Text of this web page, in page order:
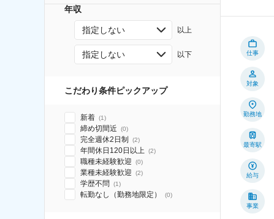
年収
指定しない 以上
指定しない 以下
こだわり条件ピックアップ
新着 (1)
締め切間近 (0)
完全週休2日制 (2)
年間休日120日以上 (2)
職種未経験歓迎 (0)
業種未経験歓迎 (2)
学歴不問 (1)
転勤なし（勤務地限定） (0)
仕事
対象
勤務地
最寄駅
給与
事業